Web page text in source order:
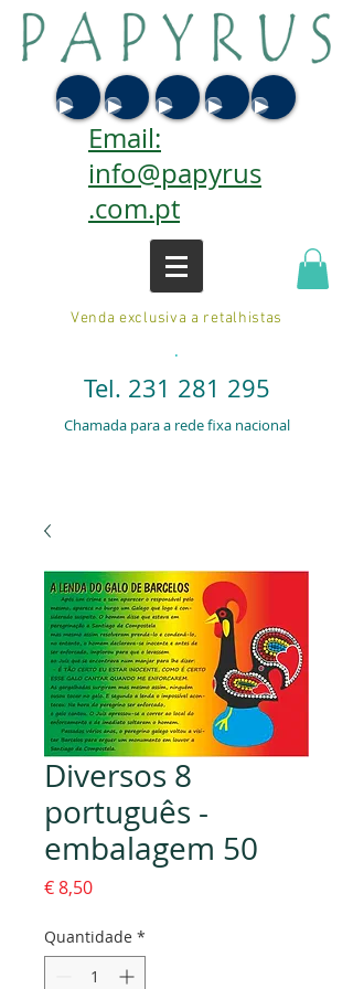
Email:
info@papyrus
.com.pt
Venda exclusiva a retalhistas
.
Tel. 231 281 295
Chamada para a rede fixa nacional
Diversos 8
português -
embalagem 50
€ 8,50Preço
Quantidade *